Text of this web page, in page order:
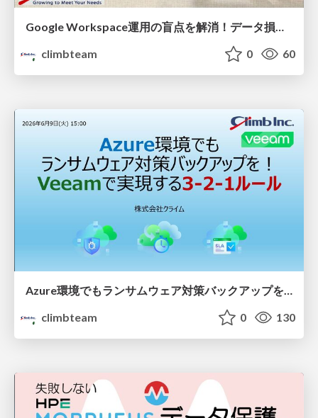
climbteam
0 60
Azure環境でもランサムウェア対策バックアップを！Veeamで実現する3-2-1ルール
climbteam
0 130